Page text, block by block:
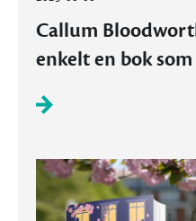
Callum
enkelt en bok